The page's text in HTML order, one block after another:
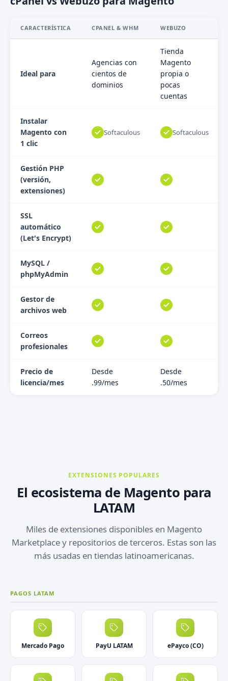
CARACTERÍSTICA CPANEL & WHM WEBUZO
Ideal para
Agencias con
cientos de
dominios
Tienda
Magento
propia o
pocas
cuentas
Instalar
Magento con
1 clic
Softaculous Softaculous
Gestión PHP
(versión,
extensiones)
SSL
automático
(Let's Encrypt)
MySQL /
phpMyAdmin
Gestor de
archivos web
Correos
profesionales
Precio de
licencia/mes
Desde
.99/mes
Desde
.50/mes
EXTENSIONES POPULARES
El ecosistema de Magento para
LATAM
Miles de extensiones disponibles en Magento
Marketplace y repositorios de terceros. Estas son las
más usadas en tiendas latinoamericanas.
PAGOS LATAM
Mercado Pago PayU LATAM ePayco (CO)